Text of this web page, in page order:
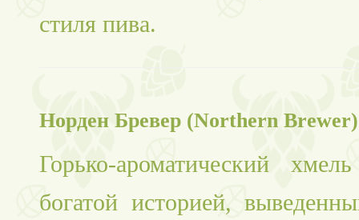
стиля пива.
Норден Бревер (Northern Brewer)
Горько-ароматический
богатой историей,